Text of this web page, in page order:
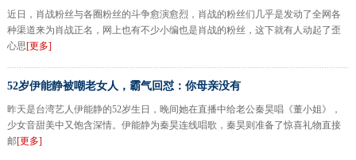
近日，肖战粉丝与各圈粉丝的斗争愈演愈烈，肖战的粉丝们几乎是发动了全网各
种渠道来为肖战正名，网上也有不少小编也是肖战的粉丝，这下就有人动起了歪
心思[更多]
52岁伊能静被嘲老女人，霸气回怼：你母亲没有
昨天是台湾艺人伊能静的52岁生日，晚间她在直播中给老公秦昊唱《董小姐》，
少女音甜美中又饱含深情。伊能静为秦昊连线唱歌，秦昊则准备了惊喜礼物直接
邮[更多]